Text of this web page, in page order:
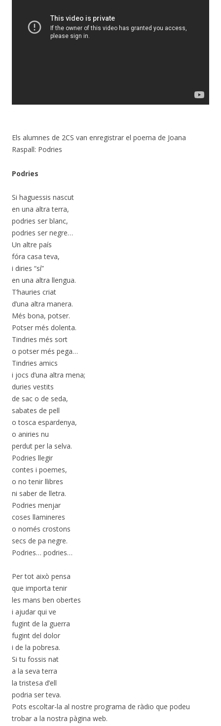
Els alumnes de 2CS van enregistrar el poema de Joana
Raspall: Podries
Podries
Si haguessis nascut
en una altra terra,
podries ser blanc,
podries ser negre…
Un altre país
fóra casa teva,
i diries “sí”
en una altra llengua.
T’hauries criat
d’una altra manera.
Més bona, potser.
Potser més dolenta.
Tindries més sort
o potser més pega…
Tindries amics
i jocs d’una altra mena;
duries vestits
de sac o de seda,
sabates de pell
o tosca espardenya,
o aniries nu
perdut per la selva.
Podries llegir
contes i poemes,
o no tenir llibres
ni saber de lletra.
Podries menjar
coses llamineres
o només crostons
secs de pa negre.
Podries… podries…
Per tot això pensa
que importa tenir
les mans ben obertes
i ajudar qui ve
fugint de la guerra
fugint del dolor
i de la pobresa.
Si tu fossis nat
a la seva terra
la tristesa d’ell
podria ser teva.
Pots escoltar-la al nostre programa de ràdio que podeu
trobar a la nostra pàgina web.